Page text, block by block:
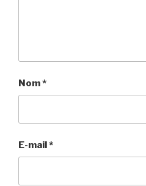
Nom*
E-mail*